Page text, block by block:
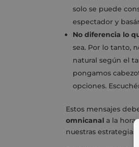
solo se puede
espectador y
No diferencia lo
sea. Por lo tanto,
natural según el
pongamos
opciones.
Estos mensajes
omnicanal a la
nuestras